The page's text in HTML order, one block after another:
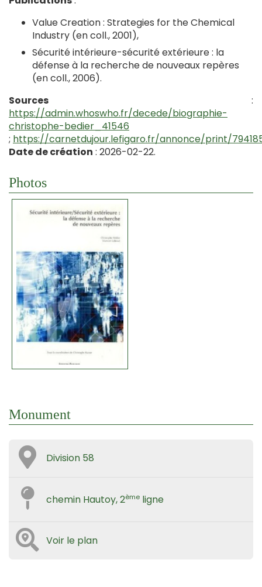
Value Creation : Strategies for the Chemical
Industry (en coll., 2001),
Sécurité intérieure-sécurité extérieure : la
défense à la recherche de nouveaux repères
(en coll., 2006).
Sources :
https://admin.whoswho.fr/decede/biographie-
christophe-bedier_41546
; https://carnetdujour.lefigaro.fr/annonce/print/
Date de création : 2026-02-22.
Photos
Monument
Division 58
chemin Hautoy, 2ème ligne
Voir le plan